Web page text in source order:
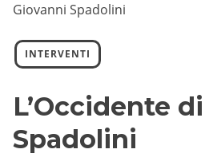
Giovanni Spadolini
INTERVENTI
L’Occidente
Spadolini